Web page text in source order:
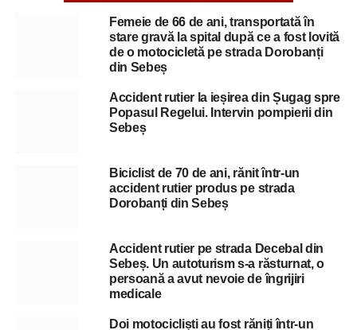
Femeie de 66 de ani, transportată în
stare gravă la spital după ce a fost lovită
de o motocicletă pe strada Dorobanți
din Sebeș
Accident rutier la ieșirea din Șugag spre
Popasul Regelui. Intervin pompierii din
Sebeș
Biciclist de 70 de ani, rănit într-un
accident rutier produs pe strada
Dorobanți din Sebeș
Accident rutier pe strada Decebal din
Sebeș. Un autoturism s-a răsturnat, o
persoană a avut nevoie de îngrijiri
medicale
Doi motocicliști au fost răniți într-un